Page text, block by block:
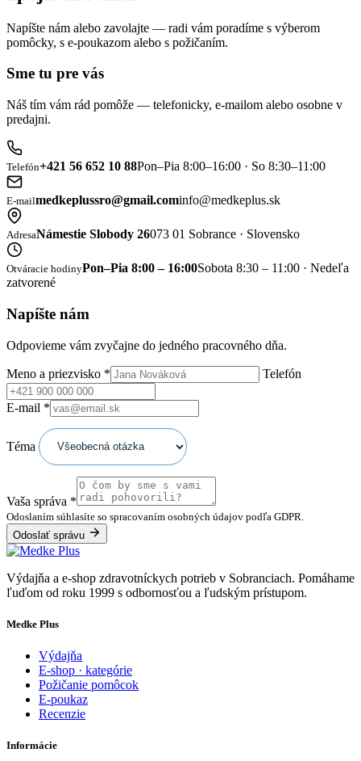
Napíšte nám alebo zavolajte — radi vám poradíme s výberom
pomôcky, s e-poukazom alebo s požičaním.
Sme tu pre vás
Náš tím vám rád pomôže — telefonicky, e-mailom alebo osobne v
predajni.
Telefón+421 56 652 10 88Pon–Pia 8:00–16:00 · So 8:30–11:00
E-mailmedkeplussro@gmail.cominfo@medkeplus.sk
AdresaNámestie Slobody 26073 01 Sobrance · Slovensko
Otváracie hodinyPon–Pia 8:00 – 16:00Sobota 8:30 – 11:00 · Nedeľa
zatvorené
Napíšte nám
Odpovieme vám zvyčajne do jedného pracovného dňa.
Meno a priezvisko * Telefón
E-mail *
Téma
Vaša správa *
Odoslaním súhlasíte so spracovaním osobných údajov podľa GDPR.
Odoslať správu
Výdajňa a e-shop zdravotníckych potrieb v Sobranciach. Pomáhame
ľuďom od roku 1999 s odbornosťou a ľudským prístupom.
Medke Plus
Výdajňa
E-shop · kategórie
Požičanie pomôcok
E-poukaz
Recenzie
Informácie